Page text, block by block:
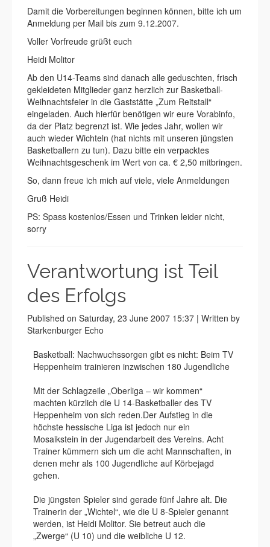
Damit die Vorbereitungen beginnen können, bitte ich um
Anmeldung per Mail bis zum 9.12.2007.
Voller Vorfreude grüßt euch
Heidi Molitor
Ab den U14-Teams sind danach alle geduschten, frisch
gekleideten Mitglieder ganz herzlich zur Basketball-
Weihnachtsfeier in die Gaststätte „Zum Reitstall“
eingeladen. Auch hierfür benötigen wir eure Vorabinfo,
da der Platz begrenzt ist. Wie jedes Jahr, wollen wir
auch wieder Wichteln (hat nichts mit unseren jüngsten
Basketballern zu tun). Dazu bitte ein verpacktes
Weihnachtsgeschenk im Wert von ca. € 2,50 mitbringen.
So, dann freue ich mich auf viele, viele Anmeldungen
Gruß Heidi
PS: Spass kostenlos/Essen und Trinken leider nicht,
sorry
Verantwortung ist Teil
des Erfolgs
Published on Saturday, 23 June 2007 15:37 | Written by
Starkenburger Echo
Basketball: Nachwuchssorgen gibt es nicht: Beim TV
Heppenheim trainieren inzwischen 180 Jugendliche
Mit der Schlagzeile „Oberliga – wir kommen“
machten kürzlich die U 14-Basketballer des TV
Heppenheim von sich reden.Der Aufstieg in die
höchste hessische Liga ist jedoch nur ein
Mosaikstein in der Jugendarbeit des Vereins. Acht
Trainer kümmern sich um die acht Mannschaften, in
denen mehr als 100 Jugendliche auf Körbejagd
gehen.
Die jüngsten Spieler sind gerade fünf Jahre alt. Die
Trainerin der „Wichtel“, wie die U 8-Spieler genannt
werden, ist Heidi Molitor. Sie betreut auch die
„Zwerge“ (U 10) und die weibliche U 12.